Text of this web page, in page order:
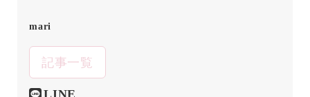
mari
記事一覧